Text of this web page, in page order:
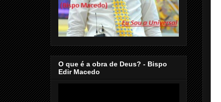
O que é a obra de Deus? - Bispo
Edir Macedo